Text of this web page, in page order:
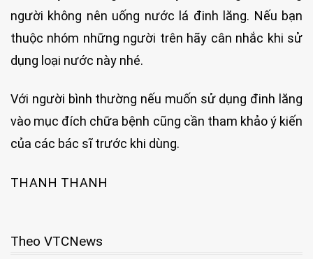
người không nên uống nước lá đinh lăng. Nếu bạn
thuộc nhóm những người trên hãy cân nhắc khi sử
dụng loại nước này nhé.
Với người bình thường nếu muốn sử dụng đinh lăng
vào mục đích chữa bệnh cũng cần tham khảo ý kiến
của các bác sĩ trước khi dùng.
THANH THANH
Theo VTCNews